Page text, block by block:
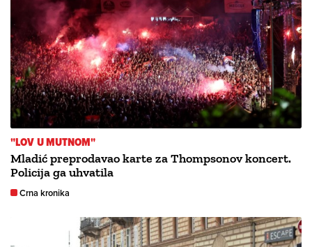
"LOV U MUTNOM"
Mladić preprodavao karte za Thompsonov koncert.
Policija ga uhvatila
Crna kronika